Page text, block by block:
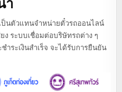
ป็นตัวแทนจำหน่ายตั๋วรถออนไลน์
ง ระบบเชื่อมต่อบริษัทรถต่าง ๆ
ำระเงินสำเร็จ จะได้รับการยืนยัน